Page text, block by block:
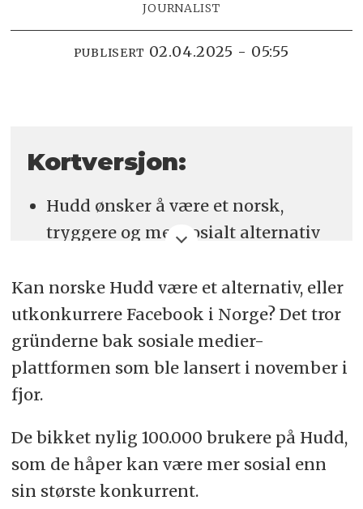
JOURNALIST
PUBLISERT 02.04.2025 - 05:55
Kortversjon:
Hudd ønsker å være et norsk,
tryggere og mer sosialt alternativ
verifisert via Vipps, og etter hvert
BankID.
Plattformen er positive til
og risiko for spam.
Gründerne vektlegger redusert
Kan norske Hudd være et alternativ, eller
utkonkurrere Facebook i Norge? Det tror
gründerne bak sosiale medier-
plattformen som ble lansert i november i
fjor.
De bikket nylig 100.000 brukere på Hudd,
som de håper kan være mer sosial enn
sin største konkurrent.